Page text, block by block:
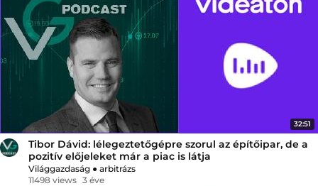
32:51
Tibor Dávid: lélegeztetőgépre szorul az építőipar, de a
pozitív előjeleket már a piac is látja
Világgazdaság ● arbitrázs
11498 views 3 éve